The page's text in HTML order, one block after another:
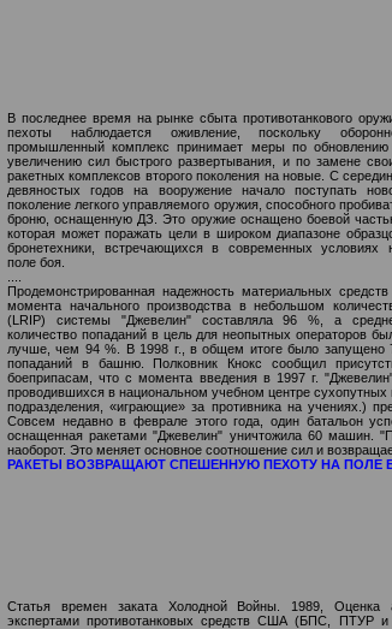
В последнее время на рынке сбыта противотанкового
пехоты наблюдается оживление, поскольку
промышленный комплекс принимает меры по
увеличению сил быстрого развертывания, и по замене
ракетных комплексов второго поколения на новые. С
девяностых годов на вооружение начало поступать
поколение легкого управляемого оружия, способного
броню, оснащенную ДЗ. Это оружие оснащено боевой
которая может поражать цели в широком диапазоне
бронетехники, встречающихся в современных условиях
поле боя.
Продемонстрированная надежность материальных
момента начального производства в небольшом
(LRIP) системы "Джевелин" составляла 96 %, а
количество попаданий в цель для неопытных операторов
лучше, чем 94 %. В 1998 г., в общем итоге было запущено
попаданий в башню. Полковник Кнокс сообщил
боеприпасам, что с момента введения в 1997 г.
проводившихся в национальном учебном центре
подразделения, «играющие» за противника на учениях.)
Совсем недавно в феврале этого года, один батальон
оснащенная ракетами "Джевелин" уничтожила 60 машин.
наоборот. Это меняет основное соотношение сил и
РАКЕТЫ ВОЗВРАЩАЮТ СПЕШЕННУЮ ПЕХОТУ НА ПОЛЕ
Статья времен заката Холодной Войны. 1989, Оценка
экспертами противотанковых средств США (БПС, ПТУР